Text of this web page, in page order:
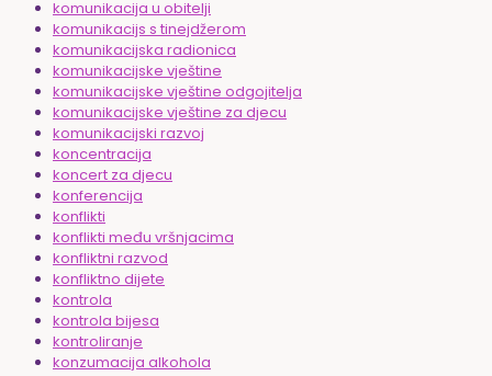
komunikacija u obitelji
komunikacijs s tinejdžerom
komunikacijska radionica
komunikacijske vještine
komunikacijske vještine odgojitelja
komunikacijske vještine za djecu
komunikacijski razvoj
koncentracija
koncert za djecu
konferencija
konflikti
konflikti među vršnjacima
konfliktni razvod
konfliktno dijete
kontrola
kontrola bijesa
kontroliranje
konzumacija alkohola